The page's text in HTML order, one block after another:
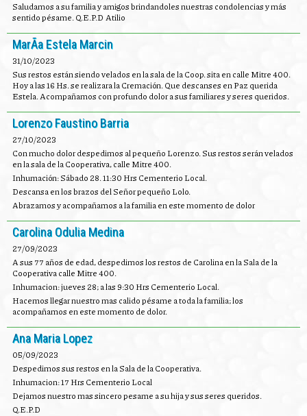
Saludamos a su familia y amigos brindandoles nuestras condolencias y más
sentido pésame. Q.E.P.D Atilio
MarÃ­a Estela Marcin
31/10/2023
Sus restos están siendo velados en la sala de la Coop. sita en calle Mitre 400.
Hoy a las 16 Hs. se realizara la Cremación. Que descanses en Paz querida
Estela. Acompañamos con profundo dolor a sus familiares y seres queridos.
Lorenzo Faustino Barria
27/10/2023
Con mucho dolor despedimos al pequeño Lorenzo. Sus restos serán velados
en la sala de la Cooperativa, calle Mitre 400.
Inhumación: Sábado 28. 11:30 Hrs Cementerio Local.
Descansa en los brazos del Señor pequeño Lolo.
Abrazamos y acompañamos a la familia en este momento de dolor
Carolina Odulia Medina
27/09/2023
A sus 77 años de edad, despedimos los restos de Carolina en la Sala de la
Cooperativa calle Mitre 400.
Inhumacion: jueves 28; a las 9:30 Hrs Cementerio Local.
Hacemos llegar nuestro mas calido pésame a toda la familia; los
acompañamos en este momento de dolor.
Ana Maria Lopez
05/09/2023
Despedimos sus restos en la Sala de la Cooperativa.
Inhumacion: 17 Hrs Cementerio Local
Dejamos nuestro mas sincero pesame a su hija y sus seres queridos.
Q.E.P.D